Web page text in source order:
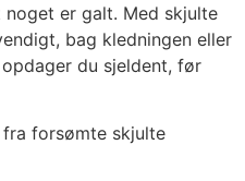
er galt. Med skjulte
bag kledningen eller
du sjeldent, før
forsømte skjulte